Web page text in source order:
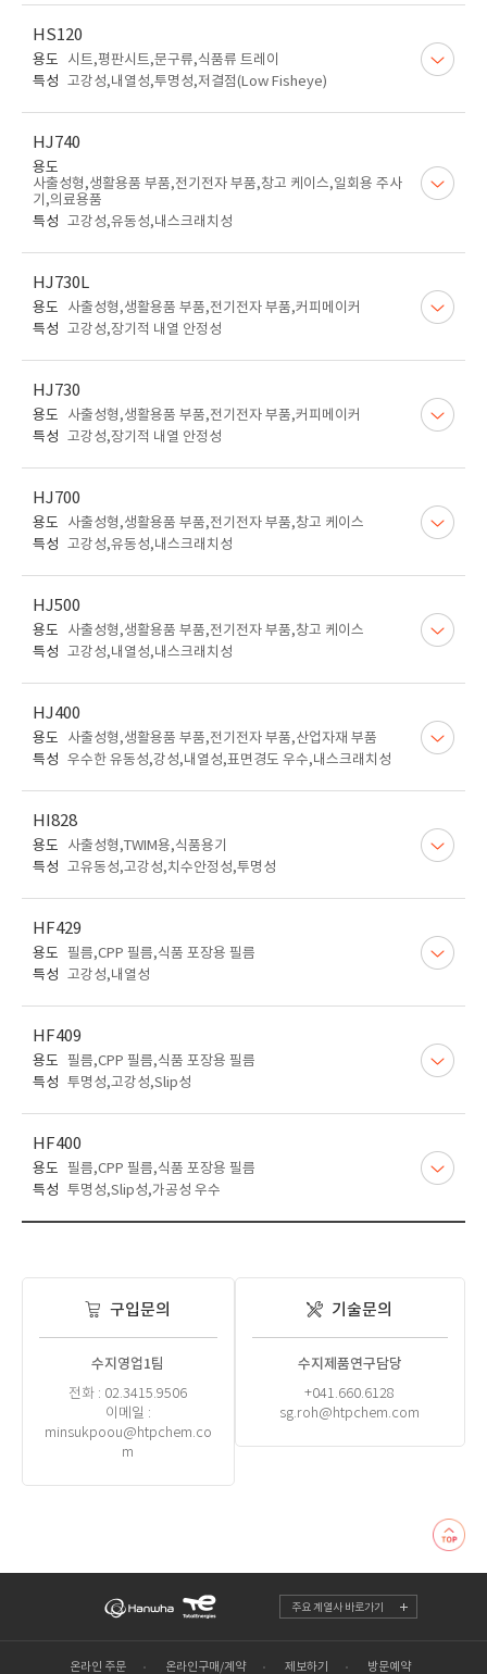
HS120
용도
시트,평판시트,문구류,식품류 트레이
특성 고강성,내열성,투명성,저결점(Low Fisheye)
HJ740
용도
사출성형,생활용품 부품,전기전자 부품,창고 케이스,일회용 주사
기,의료용품
특성 고강성,유동성,내스크래치성
HJ730L
용도
사출성형,생활용품 부품,전기전자 부품,커피메이커
특성 고강성,장기적 내열 안정성
HJ730
용도
사출성형,생활용품 부품,전기전자 부품,커피메이커
특성 고강성,장기적 내열 안정성
HJ700
용도
사출성형,생활용품 부품,전기전자 부품,창고 케이스
특성 고강성,유동성,내스크래치성
HJ500
용도
사출성형,생활용품 부품,전기전자 부품,창고 케이스
특성 고강성,내열성,내스크래치성
HJ400
용도
사출성형,생활용품 부품,전기전자 부품,산업자재 부품
특성 우수한 유동성,강성,내열성,표면경도 우수,내스크래치성
HI828
용도
사출성형,TWIM용,식품용기
특성 고유동성,고강성,치수안정성,투명성
HF429
용도 필름,CPP 필름,식품 포장용 필름
특성 고강성,내열성
HF409
용도 필름,CPP 필름,식품 포장용 필름
특성 투명성,고강성,Slip성
HF400
용도 필름,CPP 필름,식품 포장용 필름
특성 투명성,Slip성,가공성 우수
구입문의
수지영업1팀
전화 : 02.3415.9506
이메일 :
minsukpoou@htpchem.co
m
기술문의
수지제품연구담당
+041.660.6128
sg.roh@htpchem.com
주요 계열사 바로가기
온라인 주문 온라인구매/계약 제보하기 방문예약